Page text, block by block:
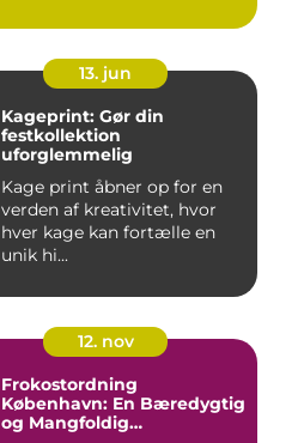
13. jun
Kageprint: Gør din
festkollektion
uforglemmelig
Kage print åbner op for en
verden af kreativitet, hvor
hver kage kan fortælle en
unik hi...
12. nov
Frokostordning
København: En Bæredygtig
og Mangfoldig